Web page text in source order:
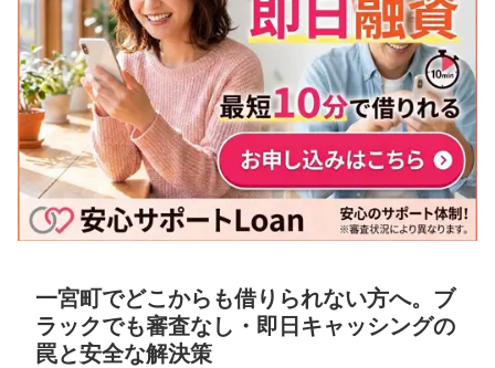
一宮町でどこからも借りられない方へ。ブ
ラックでも審査なし・即日キャッシングの
罠と安全な解決策